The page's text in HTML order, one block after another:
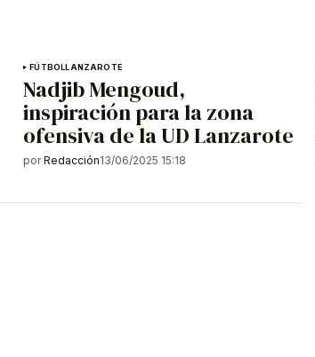
FÚTBOLLANZAROTE
Nadjib Mengoud,
inspiración para la zona
ofensiva de la UD Lanzarote
por Redacción13/06/2025 15:18